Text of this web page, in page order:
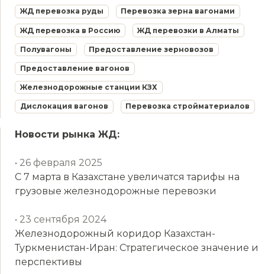
ЖД перевозка руды Перевозка зерна вагонами
ЖД перевозка в Россию ЖД перевозки в Алматы
Полувагоны Предоставление зерновозов
Предоставление вагонов
Железнодорожные станции КЗХ
Дислокация вагонов Перевозка стройматериалов
Новости рынка ЖД:
• 26 февраля 2025
С 7 марта в Казахстане увеличатся тарифы на
грузовые железнодорожные перевозки
• 23 сентября 2024
Железнодорожный коридор Казахстан-
Туркменистан-Иран: Стратегическое значение и
перспективы